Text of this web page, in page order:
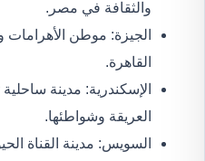
والثقافة في مصر.
الجيزة: موطن الأهرامات
القاهرة.
الإسكندرية: مدينة
العريقة وشواطئها.
السويس: مدينة القناة